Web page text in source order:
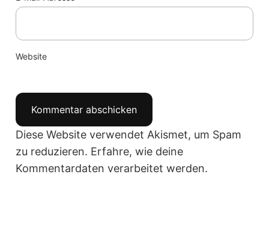
Website
Diese Website verwendet Akismet, um Spam
zu reduzieren. Erfahre, wie deine
Kommentardaten verarbeitet werden.